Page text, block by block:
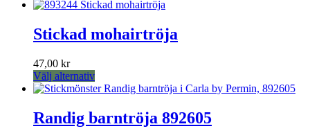
Stickad mohairtröja
47,00 kr
Välj alternativDen
här
flera
Randig barntröja 892605